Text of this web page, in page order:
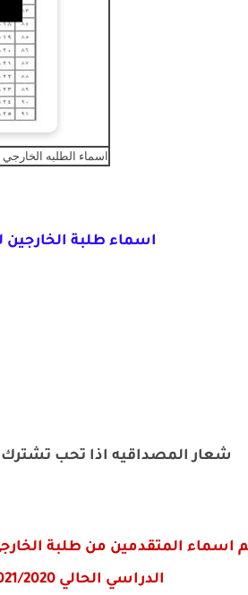
اسماء الطلبه الخارجي واسماء
اسماء طلبة الخارجين للعام 2020-2021 واسماء المراكز
شعار المصداقيه اذا تحب تشترك
اسماء المتقدمين من طلبة
الدراسي الحالي 2021/2020 للاناث والذكور (تربية كركوك) للمراحل الابتدائيه والاعداديه